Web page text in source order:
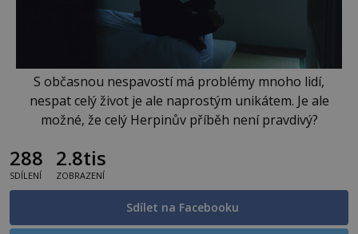
S občasnou nespavostí má problémy mnoho lidí,
nespat celý život je ale naprostým unikátem. Je ale
možné, že celý Herpinův příběh není pravdivý?
288
SDÍLENÍ
2.8tis
ZOBRAZENÍ
Sdílet na Facebooku